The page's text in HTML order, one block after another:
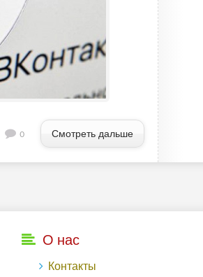
0 Смотреть дальше
О нас
Контакты